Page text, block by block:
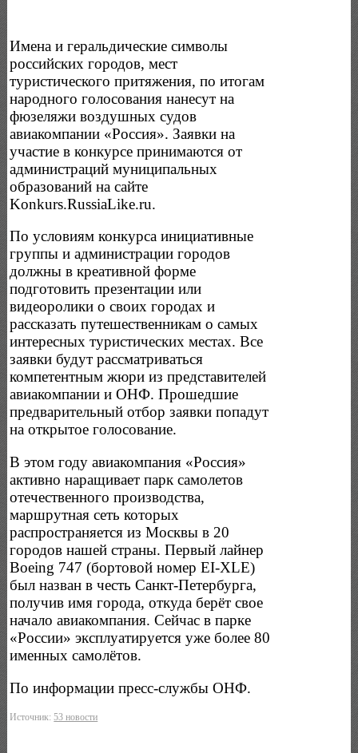
Имена и геральдические символы
российских городов, мест
туристического притяжения, по итогам
народного голосования нанесут на
фюзеляжи воздушных судов
авиакомпании «Россия». Заявки на
участие в конкурсе принимаются от
администраций муниципальных
образований на сайте
Konkurs.RussiaLike.ru.
По условиям конкурса инициативные
группы и администрации городов
должны в креативной форме
подготовить презентации или
видеоролики о своих городах и
рассказать путешественникам о самых
интересных туристических местах. Все
заявки будут рассматриваться
компетентным жюри из представителей
авиакомпании и ОНФ. Прошедшие
предварительный отбор заявки попадут
на открытое голосование.
В этом году авиакомпания «Россия»
активно наращивает парк самолетов
отечественного производства,
маршрутная сеть которых
распространяется из Москвы в 20
городов нашей страны. Первый лайнер
Boeing 747 (бортовой номер EI-XLE)
был назван в честь Санкт-Петербурга,
получив имя города, откуда берёт свое
начало авиакомпания. Сейчас в парке
«России» эксплуатируется уже более 80
именных самолётов.
По информации пресс-службы ОНФ.
Источник:53 новости